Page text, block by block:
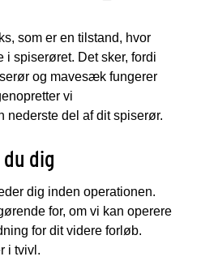
som er en tilstand, hvor
spiserøret. Det sker, fordi
og mavesæk fungerer
vi
nederste del af dit spiserør.
dig
dig inden operationen.
for, om vi kan operere
for dit videre forløb.
i tvivl.